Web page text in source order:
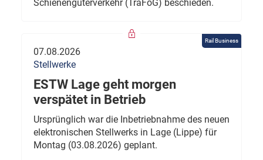
Schienengüterverkehr (TraFöG) beschieden.
Rail Business
07.08.2026
Stellwerke
ESTW Lage geht morgen
verspätet in Betrieb
Ursprünglich war die Inbetriebnahme des neuen
elektronischen Stellwerks in Lage (Lippe) für
Montag (03.08.2026) geplant.